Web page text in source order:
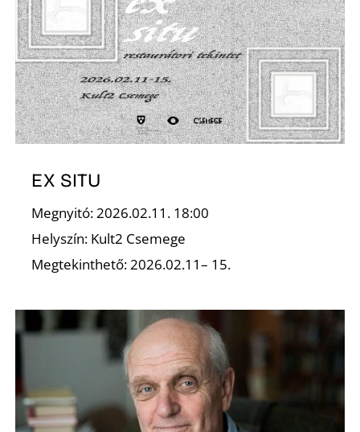
EX SITU
Megnyitó: 2026.02.11. 18:00
Helyszín: Kult2 Csemege
Megtekinthető: 2026.02.11– 15.